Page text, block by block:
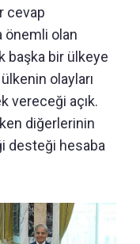
cevap
önemli olan
başka bir ülkeye
olayları
vereceği açık.
diğerlerinin
desteği hesaba